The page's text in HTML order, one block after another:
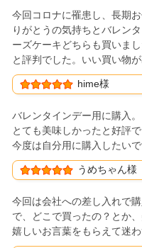
今回コロナに罹患し、長期
りがとうの気持ちとバレン
ーズケーキどちらも買いま
と評判でした。いい買い物
hime様
バレンタインデー用に購入。
とても美味しかったと好評で
今度は自分用に購入したいで
うめちゃん様
今回は会社への差し入れで
で、どこで買ったの？とか
嬉しいお言葉をもらえて迷